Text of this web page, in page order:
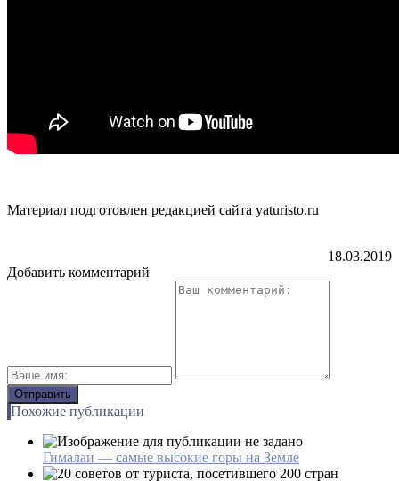
Материал подготовлен редакцией сайта yaturisto.ru
18.03.2019
Добавить комментарий
Похожие публикации
Гималаи — самые высокие горы на Земле